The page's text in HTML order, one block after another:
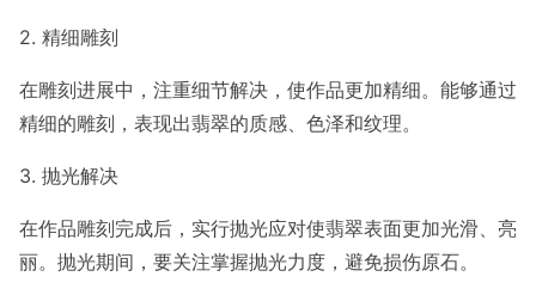
2. 精细雕刻
在雕刻进展中，注重细节解决，使作品更加精细。能够通过
精细的雕刻，表现出翡翠的质感、色泽和纹理。
3. 抛光解决
在作品雕刻完成后，实行抛光应对使翡翠表面更加光滑、亮
丽。抛光期间，要关注掌握抛光力度，避免损伤原石。